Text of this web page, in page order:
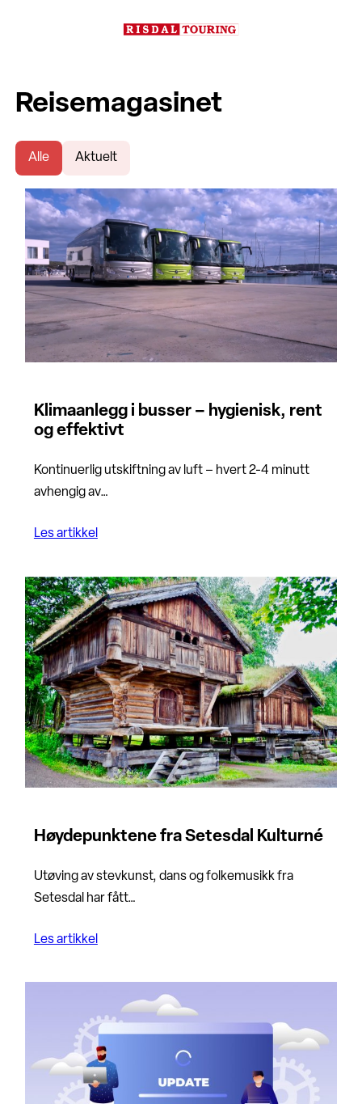
Reisemagasinet
Alle Aktuelt
Klimaanlegg i busser – hygienisk, rent
og effektivt
Kontinuerlig utskiftning av luft – hvert 2-4 minutt
avhengig av…
Les artikkel
Høydepunktene fra Setesdal Kulturné
Utøving av stevkunst, dans og folkemusikk fra
Setesdal har fått…
Les artikkel